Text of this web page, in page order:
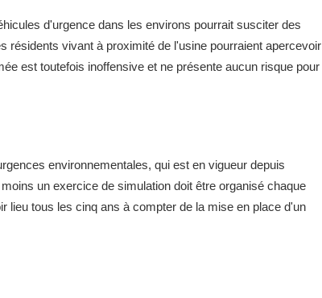
d'urgence dans les environs pourrait susciter des
résidents vivant à proximité de l'usine pourraient apercevoir
est toutefois inoffensive et ne présente aucun risque pour
environnementales, qui est en vigueur depuis
un exercice de simulation doit être organisé chaque
lieu tous les cinq ans à compter de la mise en place d'un